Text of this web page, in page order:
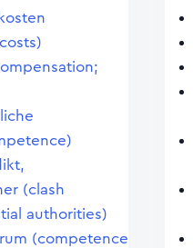
(clash
authorities)
(competence